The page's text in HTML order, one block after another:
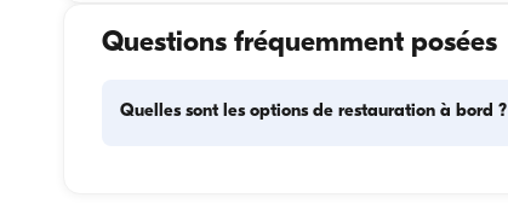
Questions fréquemment posées
Quelles sont les options de restauration à bord ?